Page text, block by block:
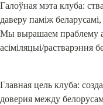
Галоўная мэта клуба:
даверу паміж
Мы вырашаем праблему
асіміляцыі/растварэння
Главная цель клуба:
доверия между